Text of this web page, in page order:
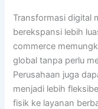
Transformasi digital
berekspansi lebih
commerce
global tanpa perlu
Perusahaan juga
menjadi lebih
fisik ke layanan